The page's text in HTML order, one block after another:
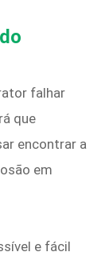
falhar
que
encontrar a
em
e fácil